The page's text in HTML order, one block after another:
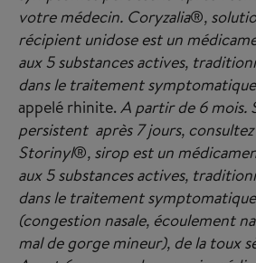
votre médecin. Coryzalia®,
récipient unidose est un
aux 5 substances actives,
dans le traitement
appelé rhinite.A partir de 6 mois.
persistent après 7 jours,
Storinyl®, sirop est un
aux 5 substances actives,
dans le traitement
(congestion nasale, écoulement
mal de gorge mineur), de la toux